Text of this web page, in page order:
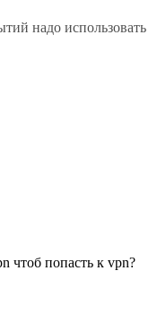
надо использовать
чтоб попасть к vpn?